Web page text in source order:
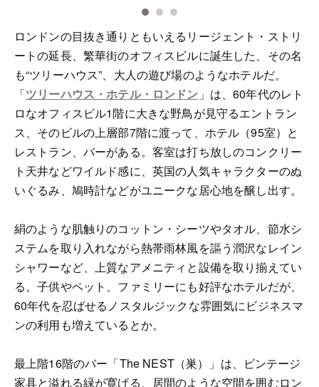
ロンドンの目抜き通りともいえるリージェント・ストリ
ートの延長、繁華街のオフィスビルに誕生した、その名
も“ツリーハウス”、大人の遊び場のようなホテルだ。
「ツリーハウス・ホテル・ロンドン 」は、60年代のレト
ロなオフィスビル1階に大きな野鳥が見守るエントラン
ス、そのビルの上層部7階に渡って、ホテル（95室）と
レストラン、バーがある。客室は打ち放しのコンクリー
ト天井などワイルド感に、英国の人気キャラクターのぬ
いぐるみ、鳩時計などがユニークな居心地を醸し出す。
絹のような肌触りのコットン・シーツやタオル、節水シ
ステムを取り入れながら熱帯雨林風を謳う潤沢なレイン
シャワーなど、上質なアメニティと設備を取り揃えてい
る。子供やペット、ファミリーにも好評なホテルだが、
60年代を忍ばせるノスタルジックな雰囲気にビジネスマ
ンの利用も増えているとか。
最上階16階のバー「The NEST（巣）」は、ビンテージ
家具と溢れる緑が寛げる、居間のような空間を囲むロン